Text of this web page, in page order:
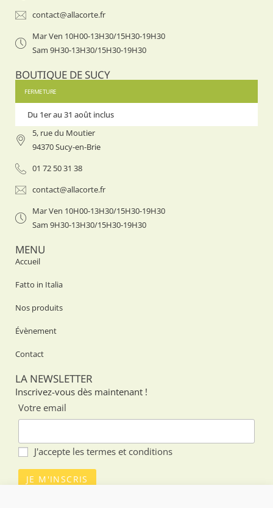
contact@allacorte.fr
Mar Ven 10H00-13H30/15H30-19H30
Sam 9H30-13H30/15H30-19H30
BOUTIQUE DE SUCY
FERMETURE
Du 1er au 31 août inclus
5, rue du Moutier
94370 Sucy-en-Brie
01 72 50 31 38
contact@allacorte.fr
Mar Ven 10H00-13H30/15H30-19H30
Sam 9H30-13H30/15H30-19H30
MENU
Accueil
Fatto in Italia
Nos produits
Évènement
Contact
LA NEWSLETTER
Inscrivez-vous dès maintenant !
Votre email
J'accepte les termes et conditions